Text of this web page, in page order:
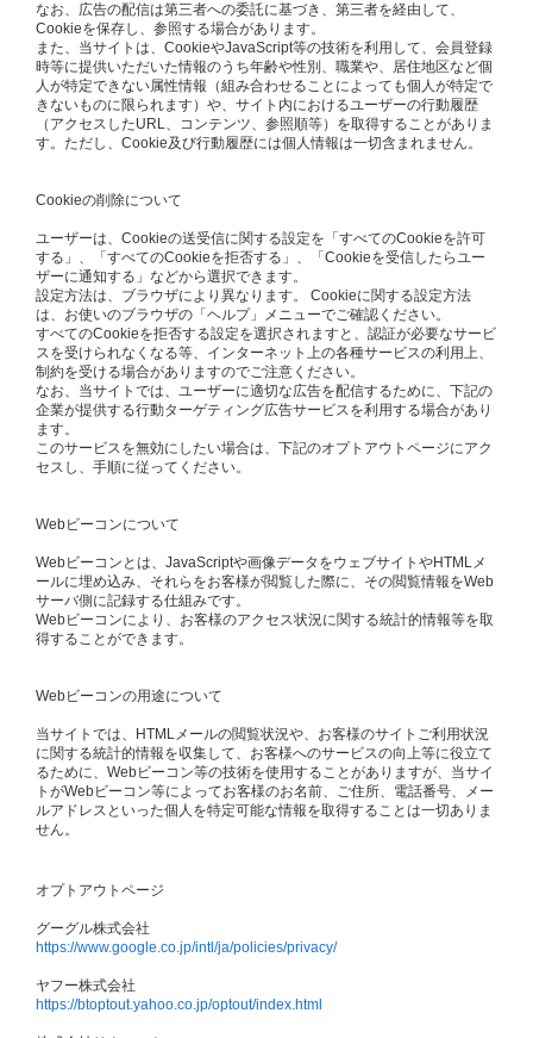
なお、広告の配信は第三者への委託に基づき、第三者を経由して、
Cookieを保存し、参照する場合があります。
また、当サイトは、CookieやJavaScript等の技術を利用して、会員登録
時等に提供いただいた情報のうち年齢や性別、職業や、居住地区など個
人が特定できない属性情報（組み合わせることによっても個人が特定で
きないものに限られます）や、サイト内におけるユーザーの行動履歴
（アクセスしたURL、コンテンツ、参照順等）を取得することがありま
す。ただし、Cookie及び行動履歴には個人情報は一切含まれません。
Cookieの削除について
ユーザーは、Cookieの送受信に関する設定を「すべてのCookieを許可
する」、「すべてのCookieを拒否する」、「Cookieを受信したらユー
ザーに通知する」などから選択できます。
設定方法は、ブラウザにより異なります。 Cookieに関する設定方法
は、お使いのブラウザの「ヘルプ」メニューでご確認ください。
すべてのCookieを拒否する設定を選択されますと、認証が必要なサービ
スを受けられなくなる等、インターネット上の各種サービスの利用上、
制約を受ける場合がありますのでご注意ください。
なお、当サイトでは、ユーザーに適切な広告を配信するために、下記の
企業が提供する行動ターゲティング広告サービスを利用する場合があり
ます。
このサービスを無効にしたい場合は、下記のオプトアウトページにアク
セスし、手順に従ってください。
Webビーコンについて
Webビーコンとは、JavaScriptや画像データをウェブサイトやHTMLメ
ールに埋め込み、それらをお客様が閲覧した際に、その閲覧情報をWeb
サーバ側に記録する仕組みです。
Webビーコンにより、お客様のアクセス状況に関する統計的情報等を取
得することができます。
Webビーコンの用途について
当サイトでは、HTMLメールの閲覧状況や、お客様のサイトご利用状況
に関する統計的情報を収集して、お客様へのサービスの向上等に役立て
るために、Webビーコン等の技術を使用することがありますが、当サイ
トがWebビーコン等によってお客様のお名前、ご住所、電話番号、メー
ルアドレスといった個人を特定可能な情報を取得することは一切ありま
せん。
オプトアウトページ
グーグル株式会社
https://www.google.co.jp/intl/ja/policies/privacy/
ヤフー株式会社
https://btoptout.yahoo.co.jp/optout/index.html